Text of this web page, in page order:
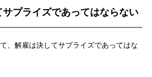
プライズであってはならない
、解雇は決してサプライズであってはな